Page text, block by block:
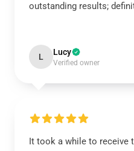
outstanding results;
L Lucy
Verified owner
It took a while to receive